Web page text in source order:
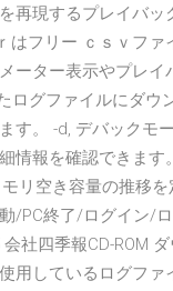
再現するプレイバ
はフリー ｃｓｖフ
ーター表示やプレ
グファイルにダウ
す。 -d, デバックモ
情報を確認できま
リ空き容量の推移
/PC終了/ログイン/
社四季報CD-ROM
用しているログフ